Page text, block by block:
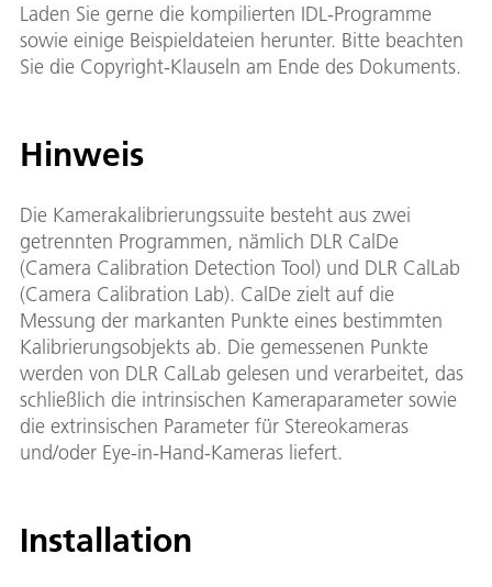
Laden Sie gerne die kompilierten IDL-Programme
sowie einige Beispieldateien herunter. Bitte beachten
Sie die Copyright-Klauseln am Ende des Dokuments.
Hinweis
Die Kamerakalibrierungssuite besteht aus zwei
getrennten Programmen, nämlich DLR CalDe
(Camera Calibration Detection Tool) und DLR CalLab
(Camera Calibration Lab). CalDe zielt auf die
Messung der markanten Punkte eines bestimmten
Kalibrierungsobjekts ab. Die gemessenen Punkte
werden von DLR CalLab gelesen und verarbeitet, das
schließlich die intrinsischen Kameraparameter sowie
die extrinsischen Parameter für Stereokameras
und/oder Eye-in-Hand-Kameras liefert.
Installation